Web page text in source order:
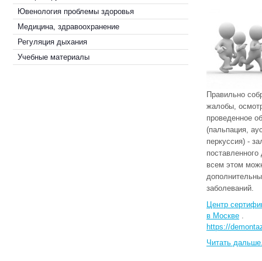
Ювенология проблемы здоровья
Медицина, здравоохранение
Регуляция дыхания
Учебные материалы
Правильно
жалобы,
проведенное
(пальпация,
перкуссия) -
всем этом
заболеваний.
Центр
в Москве .
https://
Читать